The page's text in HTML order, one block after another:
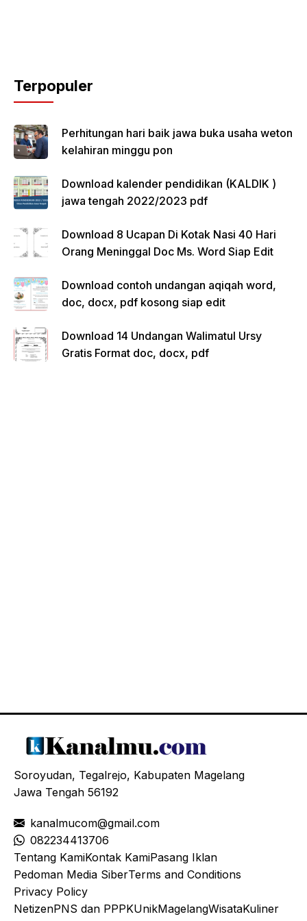
Terpopuler
Perhitungan hari baik jawa buka usaha weton
kelahiran minggu pon
Download kalender pendidikan (KALDIK )
jawa tengah 2022/2023 pdf
Download 8 Ucapan Di Kotak Nasi 40 Hari
Orang Meninggal Doc Ms. Word Siap Edit
Download contoh undangan aqiqah word,
doc, docx, pdf kosong siap edit
Download 14 Undangan Walimatul Ursy
Gratis Format doc, docx, pdf
Soroyudan, Tegalrejo, Kabupaten Magelang
Jawa Tengah 56192
kanalmucom@gmail.com
082234413706
Tentang KamiKontak KamiPasang Iklan
Pedoman Media SiberTerms and Conditions
Privacy Policy
NetizenPNS dan PPPKUnikMagelangWisataKuliner